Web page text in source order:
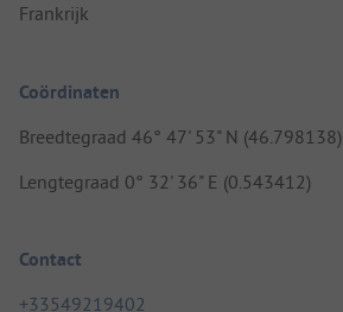
Frankrijk
Coördinaten
Breedtegraad 46° 47' 53" N (46.798138)
Lengtegraad 0° 32' 36" E (0.543412)
Contact
+33549219402